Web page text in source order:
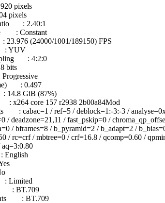
pixels
pixels
: 2.40:1
: Constant
(24000/1001/189150) FPS
YUV
: 4:2:0
bits
: 0.497
GiB (87%)
core 157 r2938 2b00a84Mod
: cabac=1 / ref=5 / deblock=1:-3:-3 /
/ deadzone=21,11 / fast_pskip=0 /
/ bframes=8 / b_pyramid=2 / b_adapt=2 /
/ rc=crf / mbtree=0 / crf=16.8 / qcomp=0.60 /
Limited
: BT.709
: BT.709